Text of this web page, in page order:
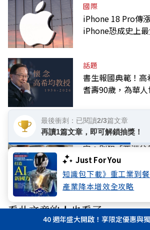
Just For You
知識包下載》重工業到
產業降本增效全攻略
國際
iPhone 18 Pro傳
iPhone恐成史上
話題
書生報國典範！
耆壽90歲，為華
教育
當AI智商已130，
家：別犯「亞洲父
看此文章的人也看了..
40 週年盛大開啟！享限定優惠與
最後衝刺：已閱讀2/3篇文章
再讀1篇文章，即可解鎖抽獎！